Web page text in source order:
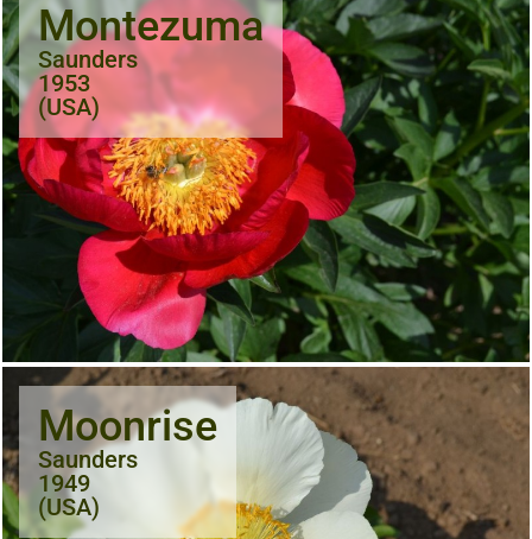
Montezuma
Saunders
1953
(USA)
Moonrise
Saunders
1949
(USA)